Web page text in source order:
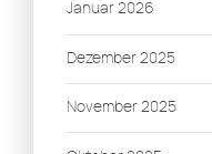
Januar 2026
Dezember 2025
November 2025